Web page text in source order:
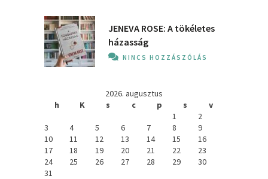
JENEVA ROSE: A ​tökéletes
házasság
NINCS HOZZÁSZÓLÁS
2026. augusztus
h
K s c p s
v
1
2
3
4 5 6 7 8
9
10
11 12 13 14 15
16
17
18 19 20 21 22
23
24
25 26 27 28 29
30
31